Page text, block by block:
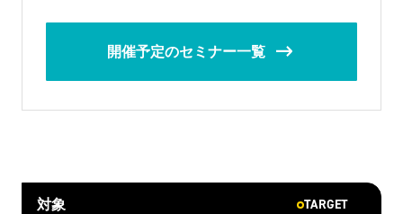
開催予定のセミナー一覧
対象 TARGET